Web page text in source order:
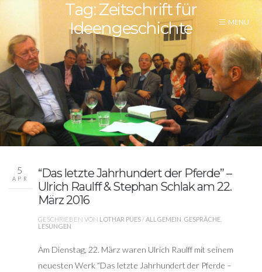
Tag: Zeitschrift für
Ideengeschichte
5
APR
“Das letzte Jahrhundert der Pferde” –
Ulrich Raulff & Stephan Schlak am 22.
März 2016
GESCHRIEBEN VON LOTHAR PUES/ALLGEMEIN GESPRÄCHE
LESUNGEN
Am Dienstag, 22. März waren Ulrich Raulff mit seinem
neuesten Werk “Das letzte Jahrhundert der Pferde –